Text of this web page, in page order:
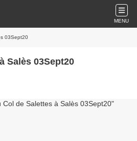
MENU
03Sept20
Salès 03Sept20